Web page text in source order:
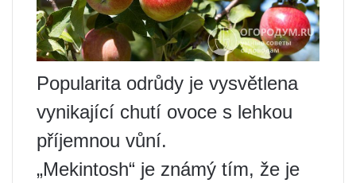
Popularita odrůdy je vysvětlena
vynikající chutí ovoce s lehkou
příjemnou vůní.
„Mekintosh“ je známý tím, že je